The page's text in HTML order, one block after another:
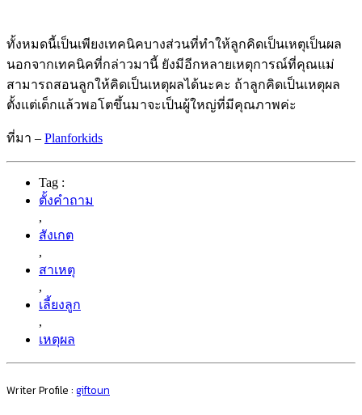
ทั้งหมดนี้เป็นเพียงเทคนิคบางส่วนที่ทำให้ลูกคิดเป็นเหตุเป็นผล
นอกจากเทคนิคที่กล่าวมานี้ ยังมีอีกหลายเหตุการณ์ที่คุณแม่
สามารถสอนลูกให้คิดเป็นเหตุผลได้นะคะ ถ้าลูกคิดเป็นเหตุผล
ตั้งแต่เด็กแล้วพอโตขึ้นมาจะเป็นผู้ใหญ่ที่มีคุณภาพค่ะ
ที่มา – Planforkids
Tag :
ตั้งคำถาม
,
สังเกต
,
สาเหตุ
,
เลี้ยงลูก
,
เหตุผล
Writer Profile : giftoun